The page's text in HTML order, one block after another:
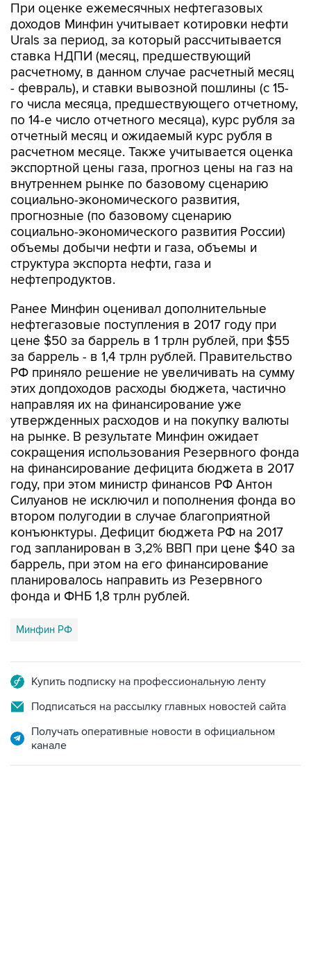
При оценке ежемесячных нефтегазовых
доходов Минфин учитывает котировки нефти
Urals за период, за который рассчитывается
ставка НДПИ (месяц, предшествующий
расчетному, в данном случае расчетный месяц
- февраль), и ставки вывозной пошлины (с 15-
го числа месяца, предшествующего отчетному,
по 14-е число отчетного месяца), курс рубля за
отчетный месяц и ожидаемый курс рубля в
расчетном месяце. Также учитывается оценка
экспортной цены газа, прогноз цены на газ на
внутреннем рынке по базовому сценарию
социально-экономического развития,
прогнозные (по базовому сценарию
социально-экономического развития России)
объемы добычи нефти и газа, объемы и
структура экспорта нефти, газа и
нефтепродуктов.
Ранее Минфин оценивал дополнительные
нефтегазовые поступления в 2017 году при
цене $50 за баррель в 1 трлн рублей, при $55
за баррель - в 1,4 трлн рублей. Правительство
РФ приняло решение не увеличивать на сумму
этих допдоходов расходы бюджета, частично
направляя их на финансирование уже
утвержденных расходов и на покупку валюты
на рынке. В результате Минфин ожидает
сокращения использования Резервного фонда
на финансирование дефицита бюджета в 2017
году, при этом министр финансов РФ Антон
Силуанов не исключил и пополнения фонда во
втором полугодии в случае благоприятной
конъюнктуры. Дефицит бюджета РФ на 2017
год запланирован в 3,2% ВВП при цене $40 за
баррель, при этом на его финансирование
планировалось направить из Резервного
фонда и ФНБ 1,8 трлн рублей.
Минфин РФ
Купить подписку на профессиональную ленту
Подписаться на рассылку главных новостей сайта
Получать оперативные новости в официальном
канале